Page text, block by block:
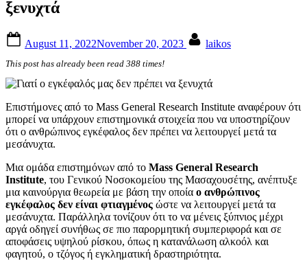
ξενυχτά
on
August 11, 2022November 20, 2023 laikos
This post has already been read 388 times!
Επιστήμονες από το Mass General Research Institute αναφέρουν ότι
μπορεί να υπάρχουν επιστημονικά στοιχεία που να υποστηρίζουν
ότι ο ανθρώπινος εγκέφαλος δεν πρέπει να λειτουργεί μετά τα
μεσάνυχτα.
Μια ομάδα επιστημόνων από το Mass General Research
Institute, του Γενικού Νοσοκομείου της Μασαχουσέτης, ανέπτυξε
μια καινούργια θεωρεία με βάση την οποία ο ανθρώπινος
εγκέφαλος δεν είναι φτιαγμένος ώστε να λειτουργεί μετά τα
μεσάνυχτα. Παράλληλα τονίζουν ότι το να μένεις ξύπνιος μέχρι
αργά οδηγεί συνήθως σε πιο παρορμητική συμπεριφορά και σε
αποφάσεις υψηλού ρίσκου, όπως η κατανάλωση αλκοόλ και
φαγητού, ο τζόγος ή εγκληματική δραστηριότητα.